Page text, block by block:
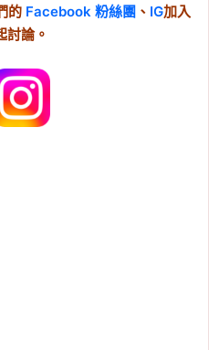
的 Facebook 粉絲團 、 IG加入
討論。